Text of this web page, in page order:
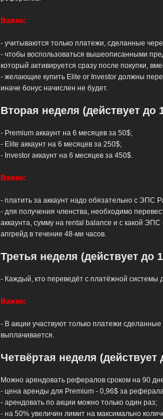
Важно:
- учитываются только платежи, сделанные
- чтобы воспользоваться вышеописанными
который активируется сразу после покупки,
- желающие купить Elite or Investor должны
иначе бонус начислен не будет.
Вторая неделя (действует до
- Premium аккаунт на 6 месяцев за 50$;
- Elite аккаунт на 6 месяцев за 250$;
- Investor аккаунт на 6 месяцев за 450$.
Важно:
- платить за аккаунт надо обязательно с ЭПС
- для получения членства, необходимо
аккаунта, сумму на rental balance и с какой
апгрейд в течение 48-ми часов.
Третья неделя (действует до
- Каждый, кто переведёт с платёжной системы
Важно:
- В акции участвуют только платежи
выплачивается.
Четвёртая неделя (действует
Можно арендовать рефералов сроком на 90
- цена аренды для Premium - 0,96$ за
- арендовать по акции можно только один раз;
- на 50% увеличин лимит на максимально